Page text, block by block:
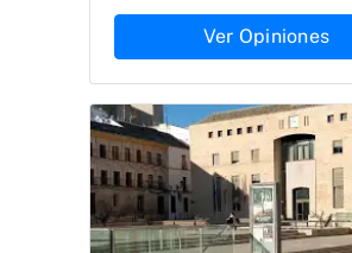
Ver Opiniones